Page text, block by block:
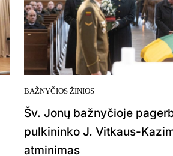
BAŽNYČIOS ŽINIOS
Šv. Jonų bažnyčioje
pulkininko J. Vitkaus-
atminimas